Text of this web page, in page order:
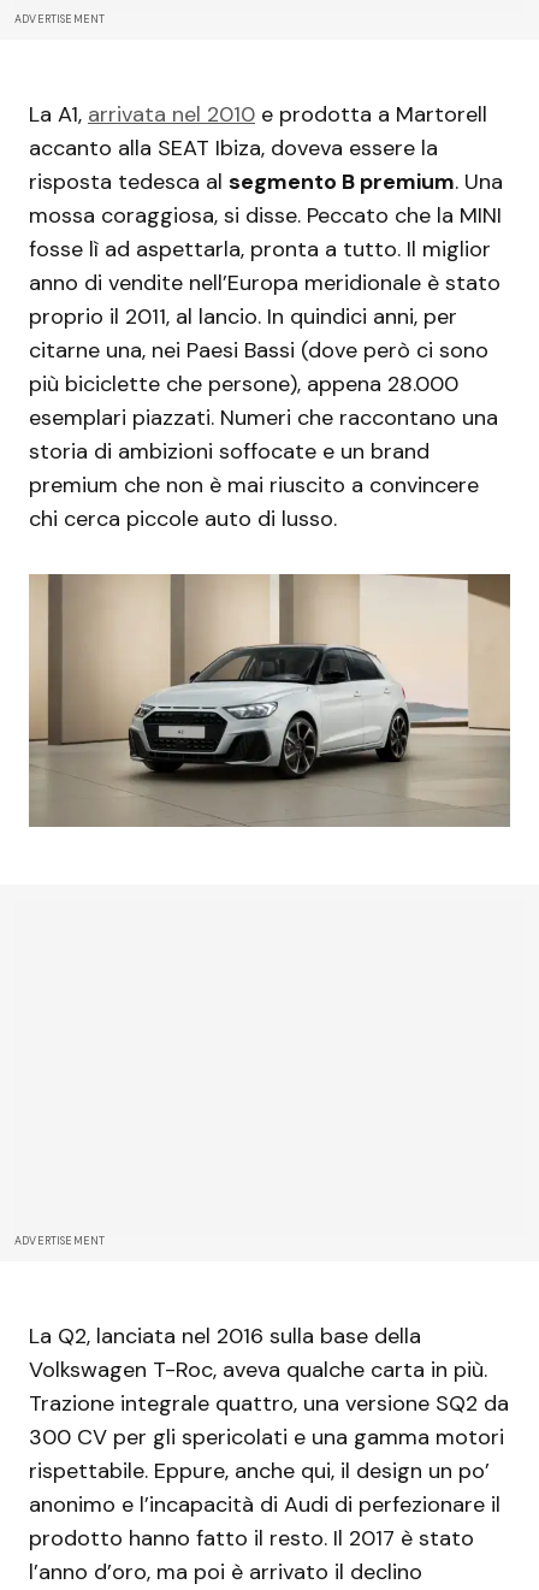
ADVERTISEMENT
La A1, arrivata nel 2010 e prodotta a Martorell
accanto alla SEAT Ibiza, doveva essere la
risposta tedesca al segmento B premium. Una
mossa coraggiosa, si disse. Peccato che la MINI
fosse lì ad aspettarla, pronta a tutto. Il miglior
anno di vendite nell’Europa meridionale è stato
proprio il 2011, al lancio. In quindici anni, per
citarne una, nei Paesi Bassi (dove però ci sono
più biciclette che persone), appena 28.000
esemplari piazzati. Numeri che raccontano una
storia di ambizioni soffocate e un brand
premium che non è mai riuscito a convincere
chi cerca piccole auto di lusso.
ADVERTISEMENT
La Q2, lanciata nel 2016 sulla base della
Volkswagen T-Roc, aveva qualche carta in più.
Trazione integrale quattro, una versione SQ2 da
300 CV per gli spericolati e una gamma motori
rispettabile. Eppure, anche qui, il design un po’
anonimo e l’incapacità di Audi di perfezionare il
prodotto hanno fatto il resto. Il 2017 è stato
l’anno d’oro, ma poi è arrivato il declino